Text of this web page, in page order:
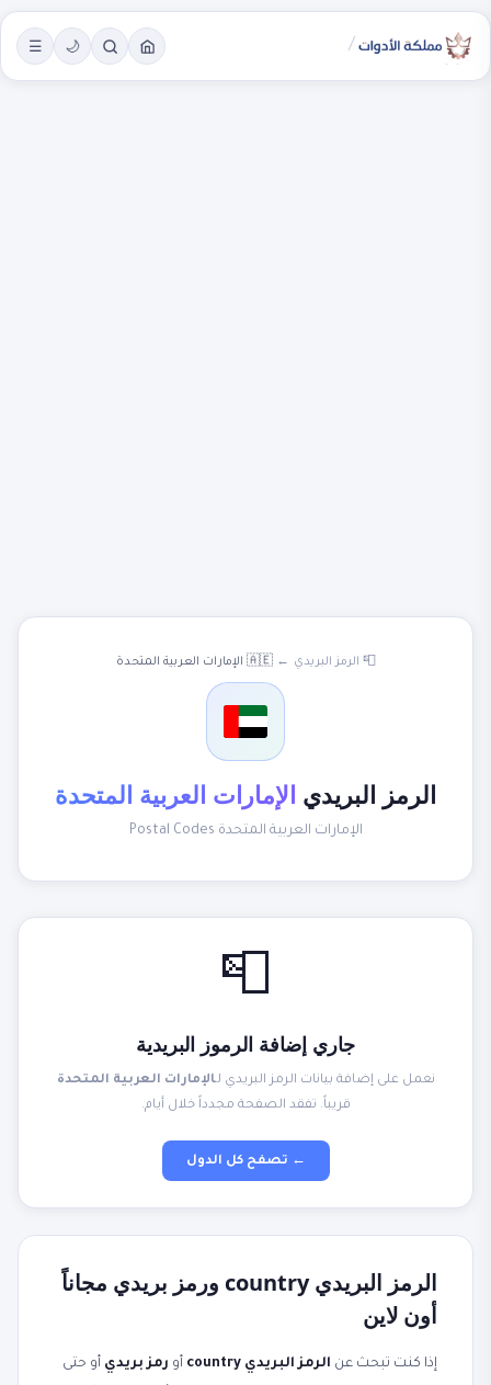
/
🌙
☰
📮 الرمز البريدي ←🇦🇪 الإمارات العربية المتحدة
الرمز البريدي الإمارات العربية المتحدة
الإمارات العربية المتحدة Postal Codes
📮
جاري إضافة الرموز البريدية
نعمل على إضافة بيانات الرمز البريدي لـالإمارات العربية المتحدة
قريباً. تفقد الصفحة مجدداً خلال أيام.
← تصفح كل الدول
الرمز البريدي country ورمز بريدي مجاناً
أون لاين
إذا كنت تبحث عن الرمز البريدي country أو رمز بريدي أو حتى